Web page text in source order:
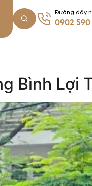
Đường dây
0902 590
Bình Lợi